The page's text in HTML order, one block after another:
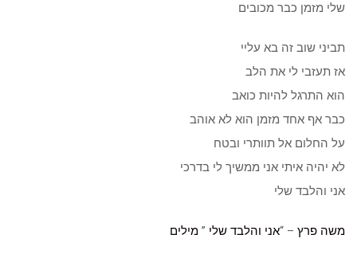
שלי מזמן כבר מכובים
תביני שוב זה בא עליי
אז תעזבי לי את הלב
הוא התרגל להיות כואב
כבר אף אחד מזמן הוא לא אוהב
על החלום אל תוותרי ובטח
לא יהיה איתי אני ממשיך לי בדרכי
אני והלבד שלי
משה פרץ – “אני והלבד שלי ” מילים